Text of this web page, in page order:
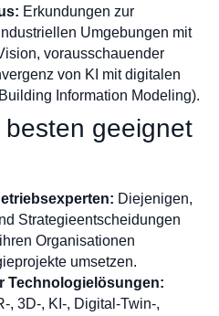
Erkundungen zur
Umgebungen mit
vorausschauender
von KI mit digitalen
Information Modeling).
geeignet
Diejenigen,
Strategieentscheidungen
Organisationen
umsetzen.
Technologielösungen:
, 3D-, KI-, Digital-Twin-,